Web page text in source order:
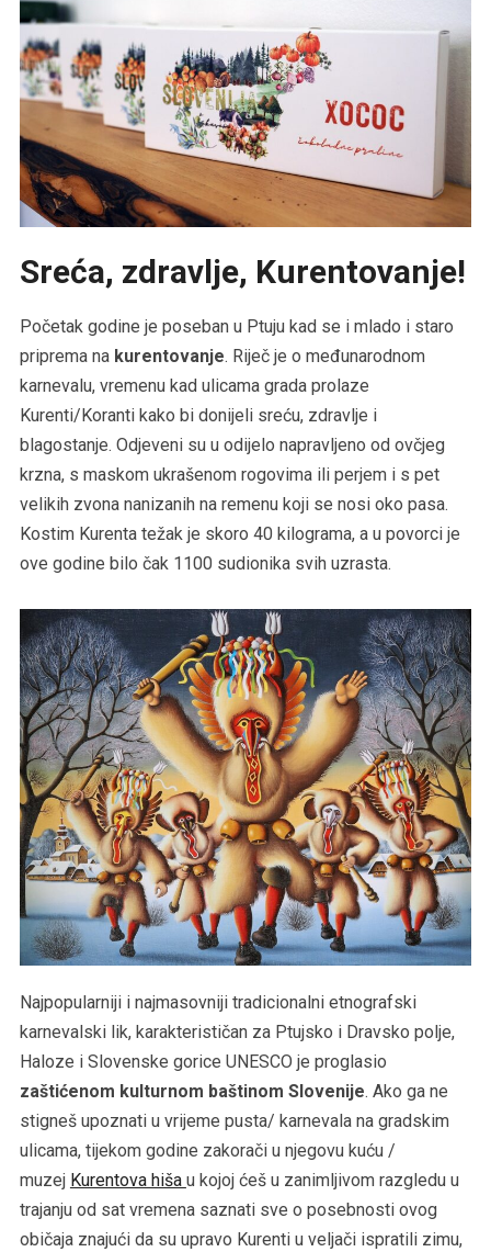
Sreća, zdravlje, Kurentovanje!
Početak godine je poseban u Ptuju kad se i mlado i staro
priprema na kurentovanje. Riječ je o međunarodnom
karnevalu, vremenu kad ulicama grada prolaze
Kurenti/Koranti kako bi donijeli sreću, zdravlje i
blagostanje. Odjeveni su u odijelo napravljeno od ovčjeg
krzna, s maskom ukrašenom rogovima ili perjem i s pet
velikih zvona nanizanih na remenu koji se nosi oko pasa.
Kostim Kurenta težak je skoro 40 kilograma, a u povorci je
ove godine bilo čak 1100 sudionika svih uzrasta.
Najpopularniji i najmasovniji tradicionalni etnografski
karnevalski lik, karakterističan za Ptujsko i Dravsko polje,
Haloze i Slovenske gorice UNESCO je proglasio
zaštićenom kulturnom baštinom Slovenije. Ako ga ne
stigneš upoznati u vrijeme pusta/ karnevala na gradskim
ulicama, tijekom godine zakorači u njegovu kuću /
muzej Kurentova hiša u kojoj ćeš u zanimljivom razgledu u
trajanju od sat vremena saznati sve o posebnosti ovog
običaja znajući da su upravo Kurenti u veljači ispratili zimu,